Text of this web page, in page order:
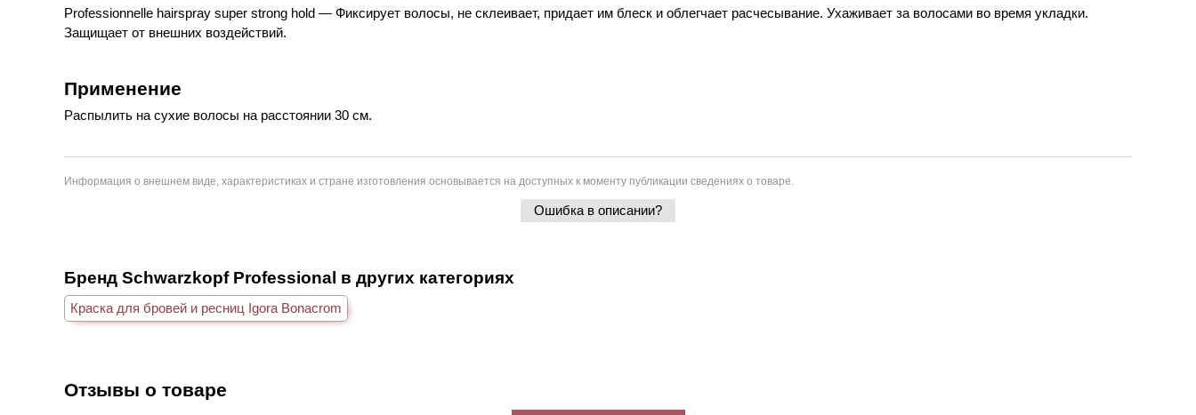
Professionnelle hairspray super strong hold — Фиксирует волосы, не склеивает, придает им блеск и облегчает расчесывание. Ухаживает за волосами во время укладки.
Защищает от внешних воздействий.
Применение
Распылить на сухие волосы на расстоянии 30 см.
Информация о внешнем виде, характеристиках и стране изготовления основывается на доступных к моменту публикации сведениях о товаре.
Ошибка в описании?
Бренд Schwarzkopf Professional в других категориях
Краска для бровей и ресниц Igora Bonacrom
Отзывы о товаре